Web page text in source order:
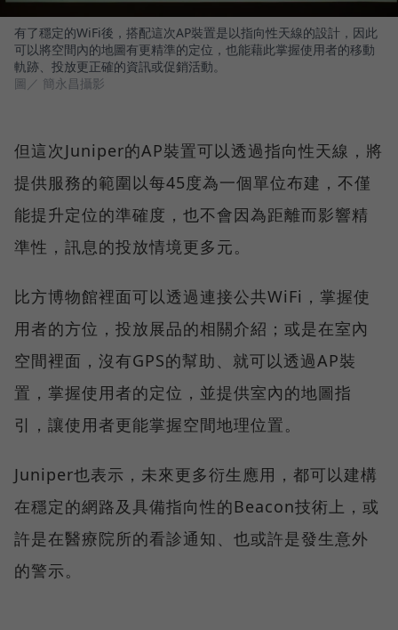
有了穩定的WiFi後，搭配這次AP裝置是以指向性天線的設計，因此
可以將空間內的地圖有更精準的定位，也能藉此掌握使用者的移動
軌跡、投放更正確的資訊或促銷活動。
圖／ 簡永昌攝影
但這次Juniper的AP裝置可以透過指向性天線，將
提供服務的範圍以每45度為一個單位布建，不僅
能提升定位的準確度，也不會因為距離而影響精
準性，訊息的投放情境更多元。
比方博物館裡面可以透過連接公共WiFi，掌握使
用者的方位，投放展品的相關介紹；或是在室內
空間裡面，沒有GPS的幫助、就可以透過AP裝
置，掌握使用者的定位，並提供室內的地圖指
引，讓使用者更能掌握空間地理位置。
Juniper也表示，未來更多衍生應用，都可以建構
在穩定的網路及具備指向性的Beacon技術上，或
許是在醫療院所的看診通知、也或許是發生意外
的警示。